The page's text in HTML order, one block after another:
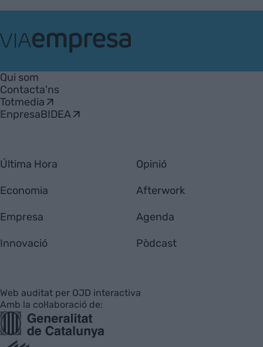
Empresa
Qui som
Contacta'ns
Totmedia
EnpresaBIDEA
Última Hora
Economia
Empresa
Innovació
Opinió
Afterwork
Agenda
Pòdcast
Web auditat per OJD interactiva
Amb la col·laboració de: